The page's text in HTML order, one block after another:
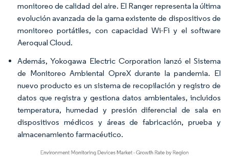
monitoreo de calidad del aire. El Ranger representa la última
evolución avanzada de la gama existente de dispositivos de
monitoreo portátiles, con capacidad Wi-Fi y el software
Aeroqual Cloud.
Además, Yokogawa Electric Corporation lanzó el Sistema
de Monitoreo Ambiental OpreX durante la pandemia. El
nuevo producto es un sistema de recopilación y registro de
datos que registra y gestiona datos ambientales, incluidos
temperatura, humedad y presión diferencial de sala en
dispositivos médicos y áreas de fabricación, prueba y
almacenamiento farmacéutico.